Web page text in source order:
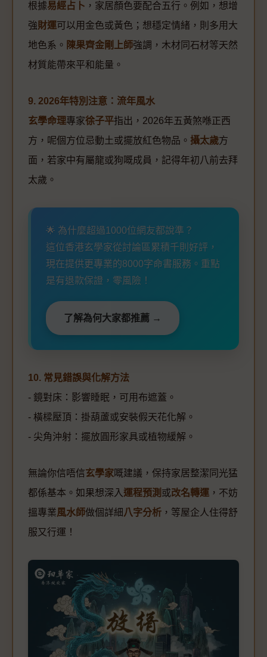
根據易經占卜 ，家居顏色要配合五行。例如，想增
強財運可以用金色或黃色；想穩定情緒，則多用大
地色系。 陳果齊金剛上師強調，木材同石材等天然
材質能帶來平和能量。
9. 2026年特別注意：流年風水
玄學命理專家徐子平指出，2026年五黃煞喺正西
方，呢個方位忌動土或擺放紅色物品。 攝太歲方
面，若家中有屬龍或狗嘅成員，記得年初八前去拜
太歲。
🌟 為什麼超過1000位網友都說準？
這位香港玄學家從討論區累積千則好評，
現在提供更專業的8000字命書服務。重點
是有退款保證，零風險！
了解為何大家都推薦 →
10. 常見錯誤與化解方法
- 鏡對床：影響睡眠，可用布遮蓋。
- 橫樑壓頂：掛葫蘆或安裝假天花化解。
- 尖角沖射：擺放圓形家具或植物緩解。
無論你信唔信玄學家嘅建議，保持家居整潔同光猛
都係基本。如果想深入 運程預測 或改名轉運 ，不妨
搵專業風水師做個詳細 八字分析 ，等屋企人住得舒
服又行運！